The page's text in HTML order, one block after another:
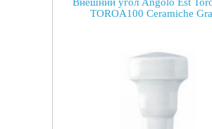
TOROA100 Ceramiche